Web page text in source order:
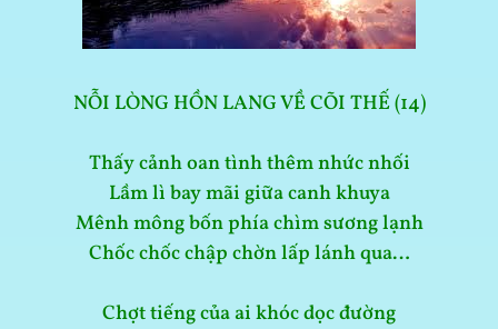
NỖI LÒNG HỒN LANG VỀ CÕI THẾ (14)
Thấy cảnh oan tình thêm nhức nhối
Lầm lì bay mãi giữa canh khuya
Mênh mông bốn phía chìm sương lạnh
Chốc chốc chập chờn lấp lánh qua…
Chợt tiếng của ai khóc dọc đường